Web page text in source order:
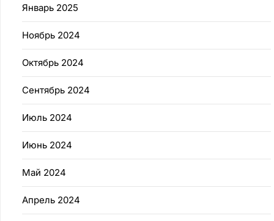
Январь 2025
Ноябрь 2024
Октябрь 2024
Сентябрь 2024
Июль 2024
Июнь 2024
Май 2024
Апрель 2024